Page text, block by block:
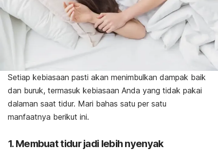
Setiap kebiasaan pasti akan menimbulkan dampak baik
dan buruk, termasuk kebiasaan Anda yang tidak pakai
dalaman saat tidur. Mari bahas satu per satu
manfaatnya berikut ini.
1. Membuat tidur jadi lebih nyenyak